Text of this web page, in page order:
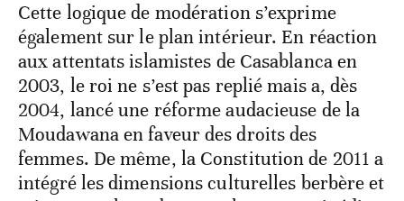
Cette logique de modération s’exprime
également sur le plan intérieur. En réaction
aux attentats islamistes de Casablanca en
2003, le roi ne s’est pas replié mais a, dès
2004, lancé une réforme audacieuse de la
Moudawana en faveur des droits des
femmes. De même, la Constitution de 2011 a
intégré les dimensions culturelles berbère et